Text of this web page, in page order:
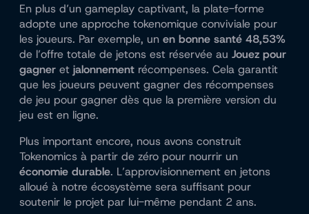
En plus d’un gameplay captivant, la plate-forme
adopte une approche tokenomique conviviale pour
les joueurs. Par exemple, un en bonne santé 48,53%
de l’offre totale de jetons est réservée au Jouez pour
gagner et jalonnement récompenses. Cela garantit
que les joueurs peuvent gagner des récompenses
de jeu pour gagner dès que la première version du
jeu est en ligne.
Plus important encore, nous avons construit
Tokenomics à partir de zéro pour nourrir un
économie durable. L’approvisionnement en jetons
alloué à notre écosystème sera suffisant pour
soutenir le projet par lui-même pendant 2 ans.